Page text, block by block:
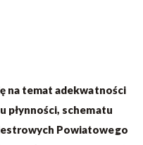
na temat adekwatności
płynności, schematu
Powiatowego